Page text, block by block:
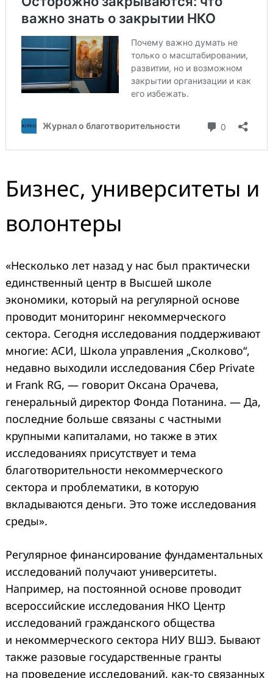
Бизнес, университеты и
волонтеры
«Несколько лет назад у нас был практически
единственный центр в Высшей школе
экономики, который на регулярной основе
проводит мониторинг некоммерческого
сектора. Сегодня исследования поддерживают
многие: АСИ, Школа управления „Сколково“,
недавно выходили исследования Сбер Private
и Frank RG, — говорит Оксана Орачева,
генеральный директор Фонда Потанина. — Да,
последние больше связаны с частными
крупными капиталами, но также в этих
исследованиях присутствует и тема
благотворительности некоммерческого
сектора и проблематики, в которую
вкладываются деньги. Это тоже исследования
среды».
Регулярное финансирование фундаментальных
исследований получают университеты.
Например, на постоянной основе проводит
всероссийские исследования НКО Центр
исследований гражданского общества
и некоммерческого сектора НИУ ВШЭ. Бывают
также разовые государственные гранты
на проведение исследований, как-то связанных